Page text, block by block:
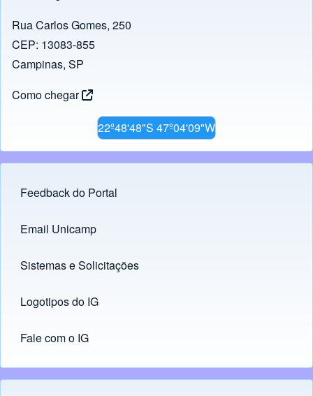
Rua Carlos Gomes, 250
CEP: 13083-855
Campinas, SP
Como chegar
22º48'48"S 47º04'09"W
Footer menu
Feedback do Portal
Links
Email Unicamp
(opens in new tab)
Sistemas e Solicitações
(opens in new tab)
Logotipos do IG
(opens in new tab)
Fale com o IG